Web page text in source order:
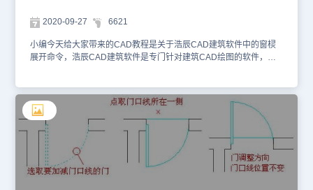
建筑软件中的窗棂映射命令今天就给CAD制图初学入门的小伙伴介绍
到这里了，更多CAD内容可在浩辰CAD官网查看，需要CAD下载的
小伙伴可在浩辰CAD下载中心免费安装国产正版CAD软件。
2020-09-27 6621
小编今天给大家带来的CAD教程是关于浩辰CAD建筑软件中的窗棂
展开命令，浩辰CAD建筑软件是专门针对建筑CAD绘图的软件，如
命令把窗玻璃在图上按立面尺寸展开，用户可以在上面以直线和圆弧
添加窗棂分格线，通过命令【窗棂映射】创建窗棂分格。建筑设计→
门窗→门窗工具→窗棂展开(CLZK) 窗户的窗棂分格的步骤:使用【窗
棂展开】，把门窗原来的窗棂展开到平面图上； 点取菜单命令后，
命令行提示： 选择展开的窗: 选择要展开的门窗；展开到位置<退出>:
点取图中一个空白位置。使用 LINE,ARC 和 CIRCLE 添加窗棂分
格，细化窗棂的展开图，这些线段要求绘制在图层 0 上；使用下面介